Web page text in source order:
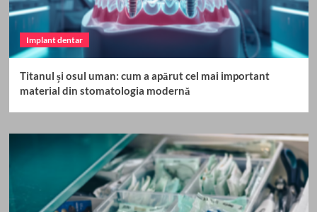
Implant dentar
Titanul și osul uman: cum a apărut cel mai important
material din stomatologia modernă